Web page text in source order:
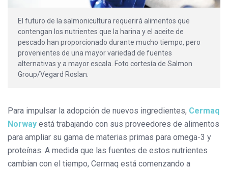
El futuro de la salmonicultura requerirá alimentos que
contengan los nutrientes que la harina y el aceite de
pescado han proporcionado durante mucho tiempo, pero
provenientes de una mayor variedad de fuentes
alternativas y a mayor escala. Foto cortesía de Salmon
Group/Vegard Roslan.
Para impulsar la adopción de nuevos ingredientes, Cermaq
Norway está trabajando con sus proveedores de alimentos
para ampliar su gama de materias primas para omega-3 y
proteínas. A medida que las fuentes de estos nutrientes
cambian con el tiempo, Cermaq está comenzando a